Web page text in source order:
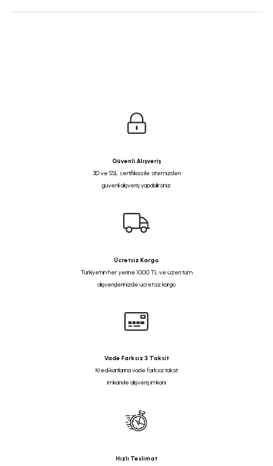
Güvenli Alışveriş
3D ve SSL sertifikası ile sitemizden
güvenli alışveriş yapabilirsiniz.
Ücretsiz Kargo
Türkiye'nin her yerine 1000 TL ve üzeri tüm
alışverişlerinizde ücretsiz kargo
Vade Farksız 3 Taksit
Kredi kartlarına vade farksız taksit
imkanı ile alışveriş imkanı
Hızlı Teslimat